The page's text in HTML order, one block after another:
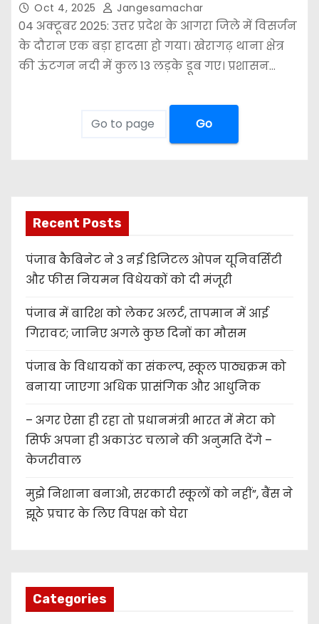
Oct 4, 2025 Jangesamachar
04 अक्टूबर 2025: उत्तर प्रदेश के आगरा जिले में विसर्जन
के दौरान एक बड़ा हादसा हो गया। खेरागढ़ थाना क्षेत्र
की ऊंटगन नदी में कुल 13 लड़के डूब गए। प्रशासन…
Go
Recent Posts
पंजाब कैबिनेट ने 3 नई डिजिटल ओपन यूनिवर्सिटी
और फीस नियमन विधेयकों को दी मंजूरी
पंजाब में बारिश को लेकर अलर्ट, तापमान में आई
गिरावट; जानिए अगले कुछ दिनों का मौसम
पंजाब के विधायकों का संकल्प, स्कूल पाठ्यक्रम को
बनाया जाएगा अधिक प्रासंगिक और आधुनिक
– अगर ऐसा ही रहा तो प्रधानमंत्री भारत में मेटा को
सिर्फ अपना ही अकाउंट चलाने की अनुमति देंगे –
केजरीवाल
मुझे निशाना बनाओ, सरकारी स्कूलों को नहीं”, बैंस ने
झूठे प्रचार के लिए विपक्ष को घेरा
Categories